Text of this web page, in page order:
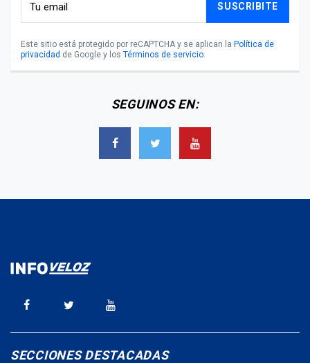
SUSCRIBITE
Este sitio está protegido por reCAPTCHA y se aplican la Política de
privacidad de Google y los Términos de servicio.
SEGUINOS EN:
SECCIONES DESTACADAS